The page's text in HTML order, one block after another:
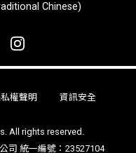
Chinese)
All rights reserved.
司 統一編號：23527104
權聲明 資訊安全